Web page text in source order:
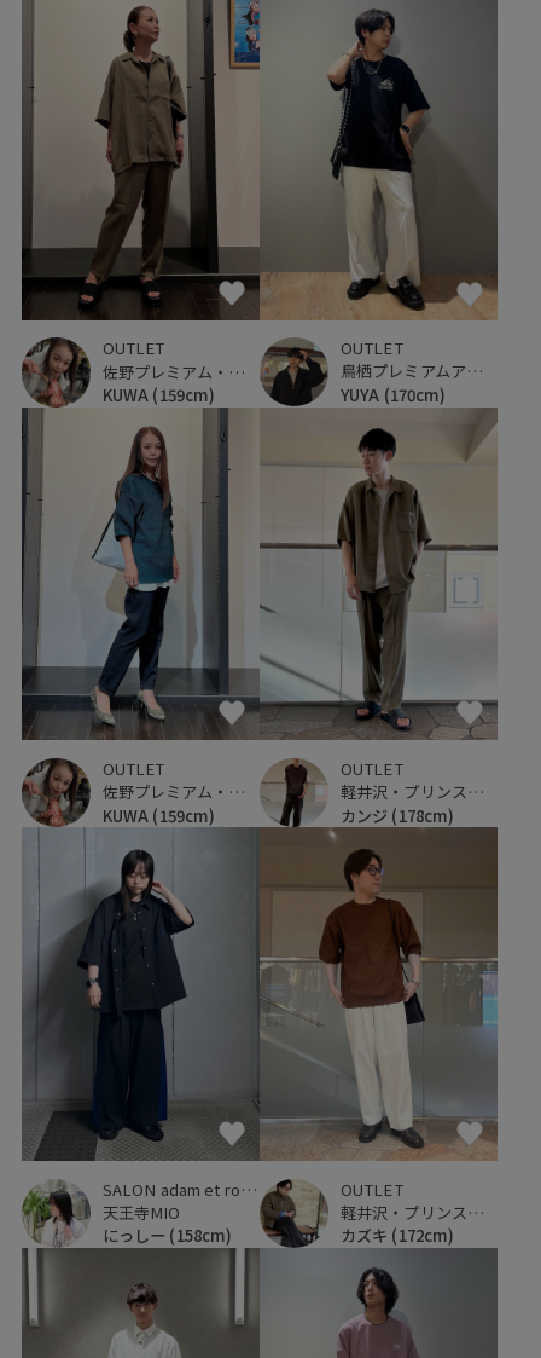
OUTLET
佐野プレミアム・アウトレット
KUWA (159cm)
OUTLET
鳥栖プレミアムアウトレット
YUYA (170cm)
OUTLET
佐野プレミアム・アウトレット
KUWA (159cm)
OUTLET
軽井沢・プリンスショッピングプラザ
カンジ (178cm)
SALON adam et ropé
天王寺MIO
にっしー (158cm)
OUTLET
軽井沢・プリンスショッピングプラザ
カズキ (172cm)